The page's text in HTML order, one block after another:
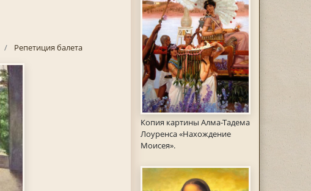
Копия картины Алма-Тадема
Лоуренса «Нахождение
Моисея».
Репетиция балета